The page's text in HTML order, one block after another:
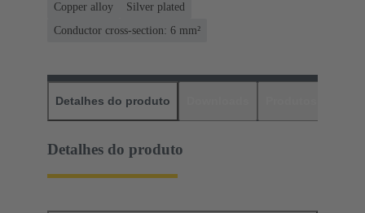
Copper alloy
Silver plated
Conductor cross-section: 6 mm²
Detalhes do produto
Detalhes do produto